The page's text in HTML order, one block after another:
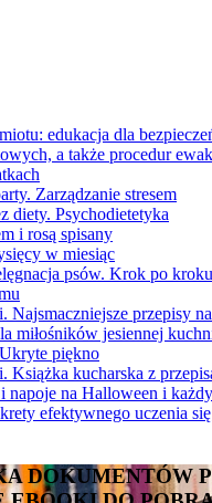
edukacja dla
a także procedur
Zarządzanie stresem
diety. Psychodietetyka
i rosą spisany
w miesiąc
psów. Krok po
Najsmaczniejsze przepisy
miłośników jesiennej
piękno
Książka kucharska z
napoje na Halloween i
efektywnego uczenia
DOKUMENTÓW